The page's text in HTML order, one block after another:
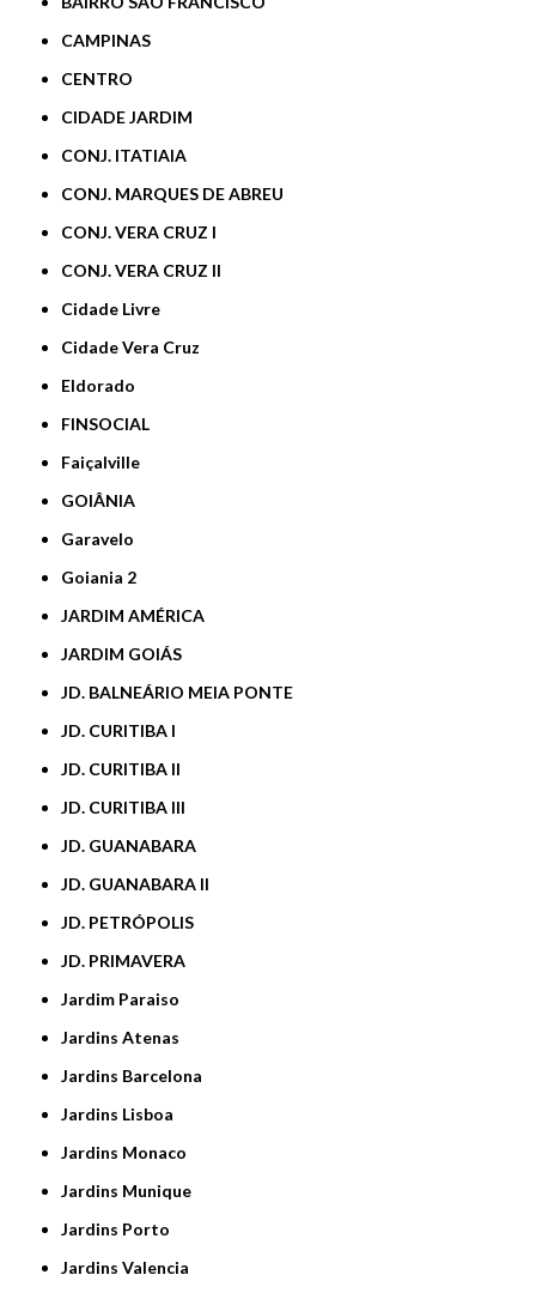
CAMPINAS
CENTRO
CIDADE JARDIM
CONJ. ITATIAIA
CONJ. MARQUES DE ABREU
CONJ. VERA CRUZ I
CONJ. VERA CRUZ II
Cidade Livre
Cidade Vera Cruz
Eldorado
FINSOCIAL
Faiçalville
GOIÂNIA
Garavelo
Goiania 2
JARDIM AMÉRICA
JARDIM GOIÁS
JD. BALNEÁRIO MEIA PONTE
JD. CURITIBA I
JD. CURITIBA II
JD. CURITIBA III
JD. GUANABARA
JD. GUANABARA II
JD. PETRÓPOLIS
JD. PRIMAVERA
Jardim Paraiso
Jardins Atenas
Jardins Barcelona
Jardins Lisboa
Jardins Monaco
Jardins Munique
Jardins Porto
Jardins Valencia